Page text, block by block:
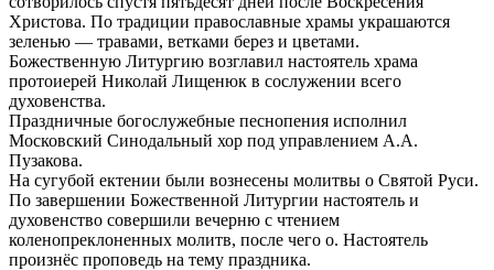
Христова. По традиции православные храмы украшаются
зеленью — травами, ветками берез и цветами.
Божественную Литургию возглавил настоятель храма
протоиерей Николай Лищенюк в сослужении всего
духовенства.
Праздничные богослужебные песнопения исполнил
Московский Синодальный хор под управлением А.А.
Пузакова.
На сугубой ектении были вознесены молитвы о Святой Руси.
По завершении Божественной Литургии настоятель и
духовенство совершили вечерню с чтением
коленопреклоненных молитв, после чего о. Настоятель
произнёс проповедь на тему праздника.